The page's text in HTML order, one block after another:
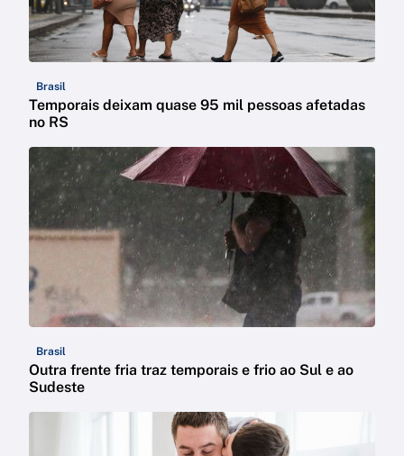
Brasil
Temporais deixam quase 95 mil pessoas afetadas
no RS
Brasil
Outra frente fria traz temporais e frio ao Sul e ao
Sudeste